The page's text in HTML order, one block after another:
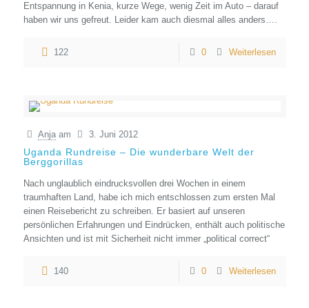
Entspannung in Kenia, kurze Wege, wenig Zeit im Auto – darauf
haben wir uns gefreut. Leider kam auch diesmal alles anders….
122 0 Weiterlesen
Anja am 3. Juni 2012
Uganda Rundreise – Die wunderbare Welt der
Berggorillas
Nach unglaublich eindrucksvollen drei Wochen in einem
traumhaften Land, habe ich mich entschlossen zum ersten Mal
einen Reisebericht zu schreiben. Er basiert auf unseren
persönlichen Erfahrungen und Eindrücken, enthält auch politische
Ansichten und ist mit Sicherheit nicht immer „political correct“
140 0 Weiterlesen